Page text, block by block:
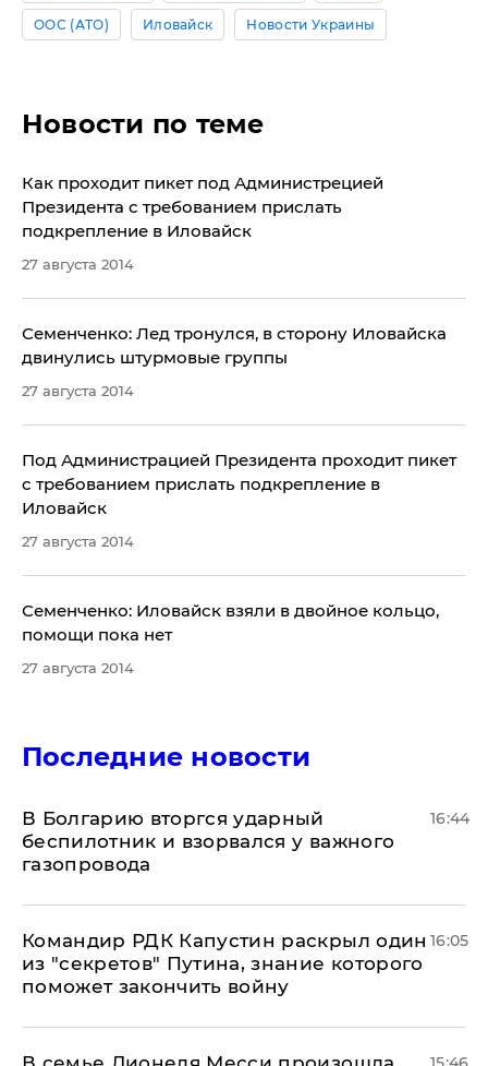
ООС (АТО) Иловайск Новости Украины
Новости по теме
Как проходит пикет под Администрецией
Президента с требованием прислать
подкрепление в Иловайск
27 августа 2014
Семенченко: Лед тронулся, в сторону Иловайска
двинулись штурмовые группы
27 августа 2014
Под Администрацией Президента проходит пикет
с требованием прислать подкрепление в
Иловайск
27 августа 2014
Семенченко: Иловайск взяли в двойное кольцо,
помощи пока нет
27 августа 2014
Последние новости
В Болгарию вторгся ударный
беспилотник и взорвался у важного
газопровода
16:44
Командир РДК Капустин раскрыл один
из "секретов" Путина, знание которого
поможет закончить войну
16:05